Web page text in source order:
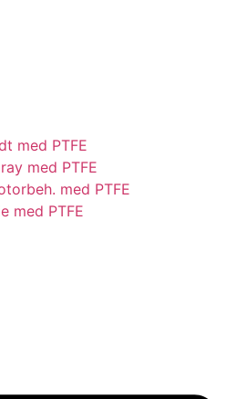
med PTFE
med PTFE
med PTFE
med PTFE